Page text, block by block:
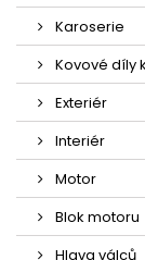
Karoserie
Kovové díly
Exteriér
Interiér
Motor
Blok motoru
Hlava válců